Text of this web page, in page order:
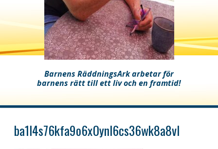
Barnens RäddningsArk arbetar för
barnens rätt till ett liv och en framtid!
ba1l4s76kfa9o6x0ynl6cs36wk8a8vl